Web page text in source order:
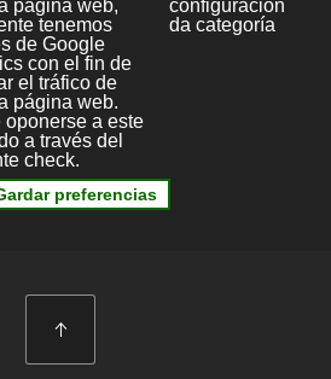
Política de Privacidade
Política de cookies
Área privada